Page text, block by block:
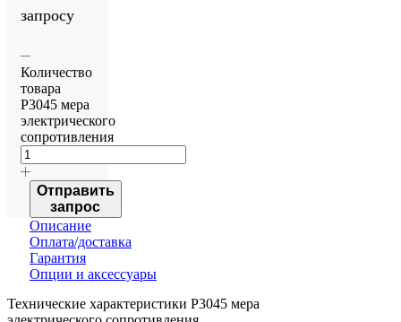
запросу
Количество
товара
Р3045 мера
электрического
сопротивления
Отправить
запрос
Описание
Оплата/доставка
Гарантия
Опции и аксессуары
Технические характеристики Р3045 мера